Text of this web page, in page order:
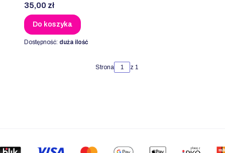
Cena
35,00 zł
Do koszyka
Dostępność: duża ilość
Strona z 1